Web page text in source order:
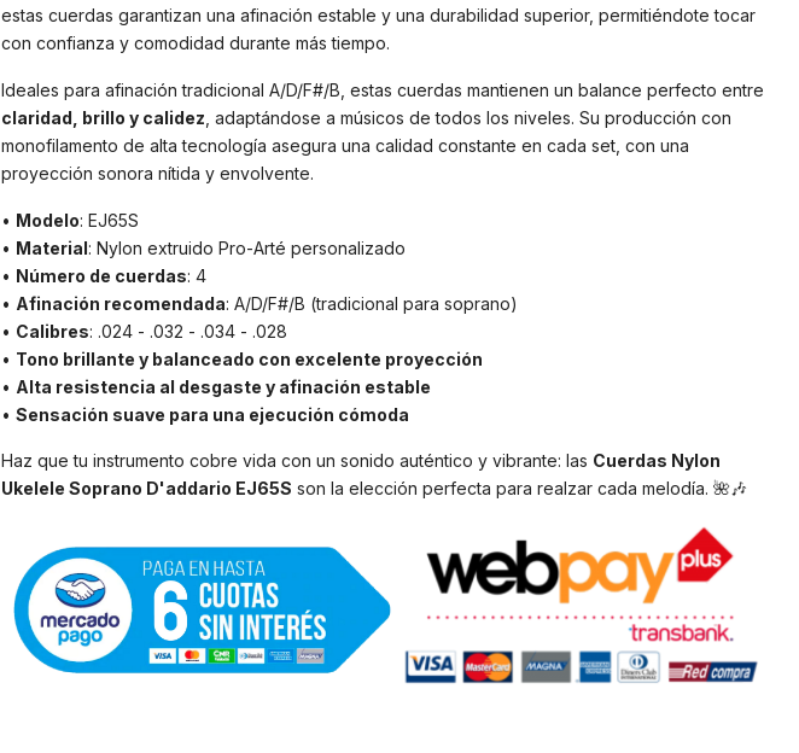
estas cuerdas garantizan una afinación estable y una durabilidad superior, permitiéndote tocar
con confianza y comodidad durante más tiempo.
Ideales para afinación tradicional A/D/F#/B, estas cuerdas mantienen un balance perfecto entre
claridad, brillo y calidez , adaptándose a músicos de todos los niveles. Su producción con
monofilamento de alta tecnología asegura una calidad constante en cada set, con una
proyección sonora nítida y envolvente.
• Modelo: EJ65S
• Material: Nylon extruido Pro-Arté personalizado
• Número de cuerdas: 4
• Afinación recomendada: A/D/F#/B (tradicional para soprano)
• Calibres: .024 - .032 - .034 - .028
• Tono brillante y balanceado con excelente proyección
• Alta resistencia al desgaste y afinación estable
• Sensación suave para una ejecución cómoda
Haz que tu instrumento cobre vida con un sonido auténtico y vibrante: las Cuerdas Nylon
Ukelele Soprano D'addario EJ65S son la elección perfecta para realzar cada melodía. 🌺🎶